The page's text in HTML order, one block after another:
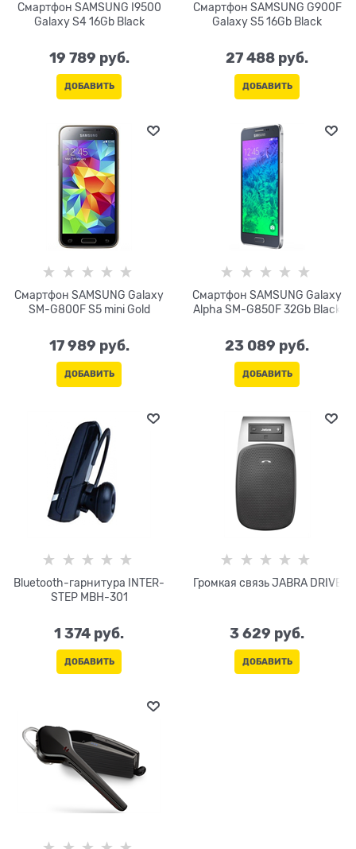
Смартфон SAMSUNG I9500
Galaxy S4 16Gb Black
19 789 руб.
ДОБАВИТЬ
Смартфон SAMSUNG G900F
Galaxy S5 16Gb Black
27 488 руб.
ДОБАВИТЬ
Смартфон SAMSUNG Galaxy
SM-G800F S5 mini Gold
17 989 руб.
ДОБАВИТЬ
Смартфон SAMSUNG Galaxy
Alpha SM-G850F 32Gb Black
23 089 руб.
ДОБАВИТЬ
Bluetooth-гарнитура INTER-
STEP MBH-301
1 374 руб.
ДОБАВИТЬ
Громкая связь JABRA DRIVE
3 629 руб.
ДОБАВИТЬ